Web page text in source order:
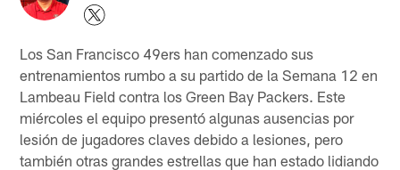
Los San Francisco 49ers han comenzado sus
entrenamientos rumbo a su partido de la Semana 12 en
Lambeau Field contra los Green Bay Packers. Este
miércoles el equipo presentó algunas ausencias por
lesión de jugadores claves debido a lesiones, pero
también otras grandes estrellas que han estado lidiando